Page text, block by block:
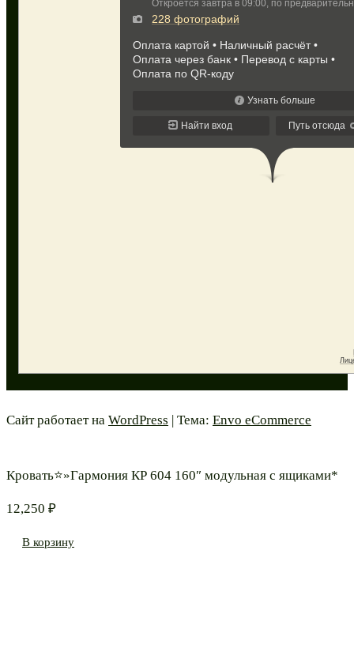
Сайт работает на WordPress | Тема: Envo eCommerce
Кровать⭐»Гармония КР 604 160″ модульная с ящиками*
12,250 ₽
В корзину